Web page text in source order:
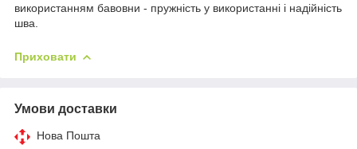
використанням бавовни - пружність у використанні і надійність
шва.
Приховати
Умови доставки
Нова Пошта